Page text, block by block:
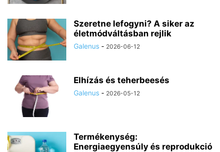
Szeretne lefogyni? A siker az
életmódváltásban rejlik
Galenus - 2026-06-12
Elhízás és teherbeesés
Galenus - 2026-05-12
Termékenység:
Energiaegyensúly és reprodukció